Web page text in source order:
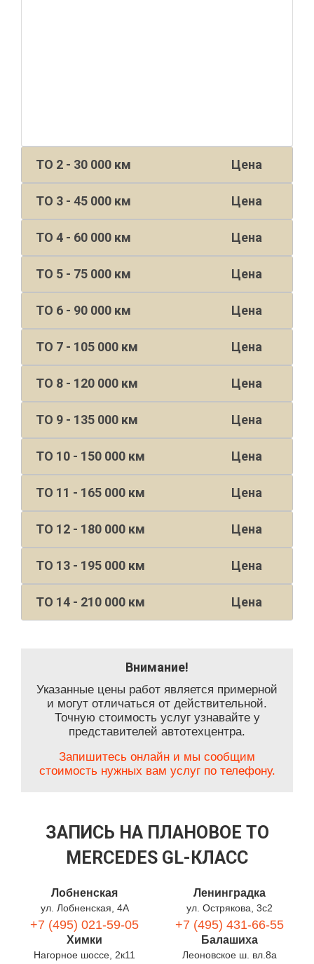
ТО 2 - 30 000 км Цена
ТО 3 - 45 000 км Цена
ТО 4 - 60 000 км Цена
ТО 5 - 75 000 км Цена
ТО 6 - 90 000 км Цена
ТО 7 - 105 000 км Цена
ТО 8 - 120 000 км Цена
ТО 9 - 135 000 км Цена
ТО 10 - 150 000 км Цена
ТО 11 - 165 000 км Цена
ТО 12 - 180 000 км Цена
ТО 13 - 195 000 км Цена
ТО 14 - 210 000 км Цена
Внимание!
Указанные цены работ является примерной
и могут отличаться от действительной.
Точную стоимость услуг узнавайте у
представителей автотехцентра.
Запишитесь онлайн и мы сообщим
стоимость нужных вам услуг по телефону.
ЗАПИСЬ НА ПЛАНОВОЕ ТО
MERCEDES GL-КЛАСС
Лобненская
ул. Лобненская, 4А
+7 (495) 021-59-05
Ленинградка
ул. Острякова, 3с2
+7 (495) 431-66-55
Химки
Нагорное шоссе, 2к11
Балашиха
Леоновское ш. вл.8а